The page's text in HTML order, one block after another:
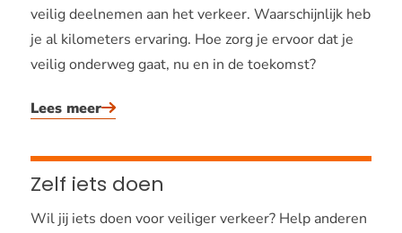
veilig deelnemen aan het verkeer. Waarschijnlijk heb
je al kilometers ervaring. Hoe zorg je ervoor dat je
veilig onderweg gaat, nu en in de toekomst?
Lees meer
Zelf iets doen
Wil jij iets doen voor veiliger verkeer? Help anderen